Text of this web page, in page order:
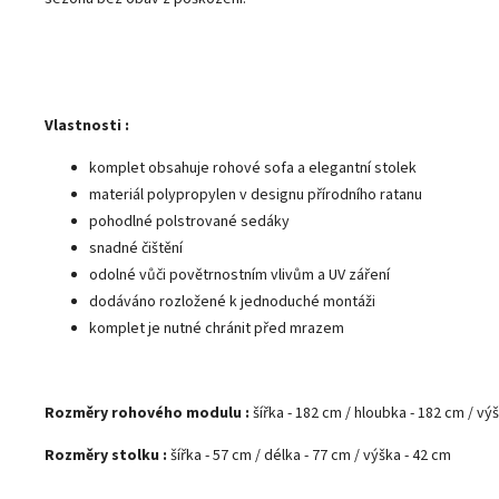
Vlastnosti :
komplet obsahuje rohové sofa a elegantní stolek
materiál polypropylen v designu přírodního ratanu
pohodlné polstrované sedáky
snadné čištění
odolné vůči povětrnostním vlivům a UV záření
dodáváno rozložené k jednoduché montáži
komplet je nutné chránit před mrazem
Rozměry rohového modulu : šířka - 182 cm / hloubka - 182 cm /
Rozměry stolku : šířka - 57 cm / délka - 77 cm / výška - 42 cm